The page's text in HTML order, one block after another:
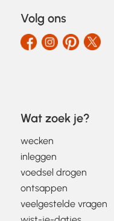
Volg ons
Wat zoek je?
wecken
inleggen
voedsel drogen
ontsappen
veelgestelde vragen